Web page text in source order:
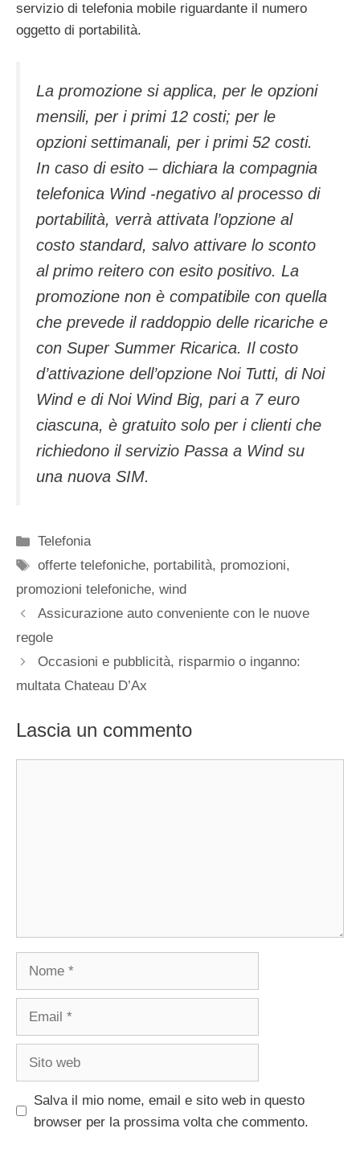
servizio di telefonia mobile riguardante il numero
oggetto di portabilità.
La promozione si applica, per le opzioni
mensili, per i primi 12 costi; per le
opzioni settimanali, per i primi 52 costi.
In caso di esito – dichiara la compagnia
telefonica Wind -negativo al processo di
portabilità, verrà attivata l’opzione al
costo standard, salvo attivare lo sconto
al primo reitero con esito positivo. La
promozione non è compatibile con quella
che prevede il raddoppio delle ricariche e
con Super Summer Ricarica. Il costo
d’attivazione dell’opzione Noi Tutti, di Noi
Wind e di Noi Wind Big, pari a 7 euro
ciascuna, è gratuito solo per i clienti che
richiedono il servizio Passa a Wind su
una nuova SIM.
Categorie
Telefonia
Tag
offerte telefoniche, portabilità, promozioni,
promozioni telefoniche, wind
Assicurazione auto conveniente con le nuove
regole
Occasioni e pubblicità, risparmio o inganno:
multata Chateau D’Ax
Lascia un commento
Nome
Email
Sito
Salva il mio nome, email e sito web in questo
browser per la prossima volta che commento.